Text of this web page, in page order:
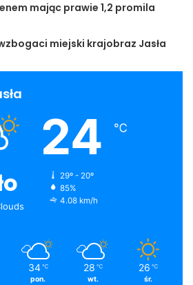
mając prawie 1,2 promila
miejski krajobraz Jasła
24 ℃
29º - 20º
85%
4.08 km/h
34 ℃
pon.
28 ℃
wt.
26 ℃
śr.